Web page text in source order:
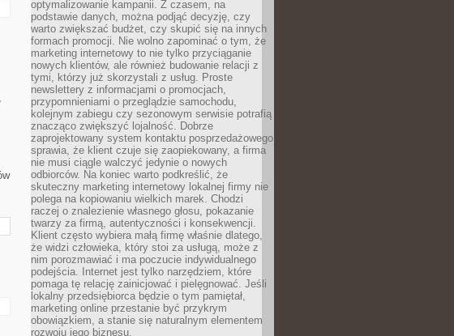
optymalizowanie kampanii. Z czasem, na
podstawie danych, można podjąć decyzję, czy
warto zwiększać budżet, czy skupić się na innych
formach promocji. Nie wolno zapominać o tym, że
marketing internetowy to nie tylko przyciąganie
nowych klientów, ale również budowanie relacji z
tymi, którzy już skorzystali z usług. Proste
newslettery z informacjami o promocjach,
przypomnieniami o przeglądzie samochodu,
kolejnym zabiegu czy sezonowym serwisie potrafią
znacząco zwiększyć lojalność. Dobrze
zaprojektowany system kontaktu posprzedażowego
sprawia, że klient czuje się zaopiekowany, a firma
nie musi ciągle walczyć jedynie o nowych
odbiorców. Na koniec warto podkreślić, że
skuteczny marketing internetowy lokalnej firmy nie
polega na kopiowaniu wielkich marek. Chodzi
raczej o znalezienie własnego głosu, pokazanie
twarzy za firmą, autentyczności i konsekwencji.
Klient często wybiera małą firmę właśnie dlatego,
że widzi człowieka, który stoi za usługą, może z
nim porozmawiać i ma poczucie indywidualnego
podejścia. Internet jest tylko narzędziem, które
pomaga tę relację zainicjować i pielęgnować. Jeśli
lokalny przedsiębiorca będzie o tym pamiętał,
marketing online przestanie być przykrym
obowiązkiem, a stanie się naturalnym elementem
rozwoju jego biznesu.